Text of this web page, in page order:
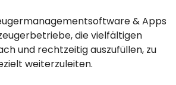
& Apps
die vielfältigen
und rechtzeitig auszufüllen, zu
weiterzuleiten.